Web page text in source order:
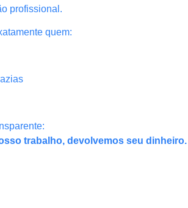
profissional.
quem:
trabalho, devolvemos seu dinheiro.